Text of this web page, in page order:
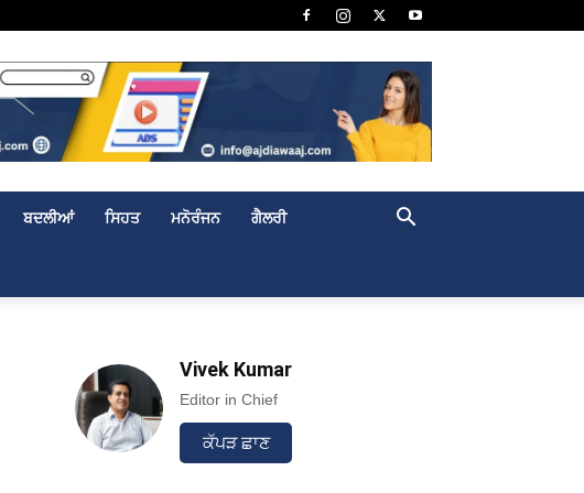
ਬਦਲੀਆਂ ਸਿਹਤ ਮਨੋਰੰਜਨ ਗੈਲਰੀ
Vivek Kumar
Editor in Chief
ਕੱਪੜ ਛਾਣ